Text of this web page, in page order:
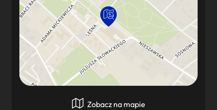
Zobacz na mapie